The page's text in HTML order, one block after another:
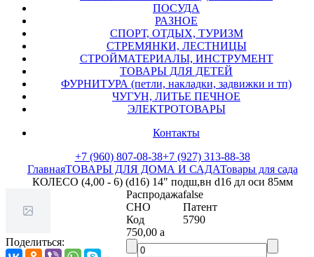
ПОСУДА
РАЗНОЕ
СПОРТ, ОТДЫХ, ТУРИЗМ
СТРЕМЯНКИ, ЛЕСТНИЦЫ
СТРОЙМАТЕРИАЛЫ, ИНСТРУМЕНТ
ТОВАРЫ ДЛЯ ДЕТЕЙ
ФУРНИТУРА (петли, накладки, задвижки и тп)
ЧУГУН, ЛИТЬЕ ПЕЧНОЕ
ЭЛЕКТРОТОВАРЫ
Контакты
+7 (960) 807-08-38+7 (927) 313-88-38
ГлавнаяТОВАРЫ ДЛЯ ДОМА И САДАТовары для сада
КОЛЕСО (4,00 - 6) (d16) 14" подш,вн d16 дл оси 85мм
Поделиться:
Распродажаfalse
СНО
Патент
Код
5790
750,00a